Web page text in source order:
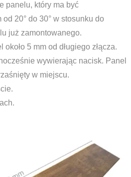
panelu, który ma być
20° do 30° w stosunku do
już zamontowanego.
5 mm od długiego złącza.
wywierając nacisk. Panel
w miejscu.